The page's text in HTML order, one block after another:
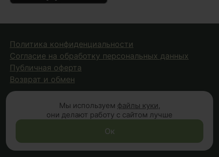
Политика конфиденциальности
Согласие на обработку персональных данных
Публичная оферта
Возврат и обмен
© 2026 Fungiline — зарегистрированная торговая марка.
Копирование материалов с сайта запрещено.
Вся информация на сайте носит справочный характер и
не является публичной офертой (п.2 ст.437 ГК РФ)
Мы используем файлы куки,
они делают работу с сайтом лучше
Ок